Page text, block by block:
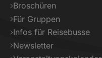
Broschüren
Für Gruppen
Infos für Reisebusse
Newsletter